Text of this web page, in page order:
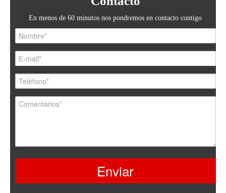
En menos de 60 minutos nos pondremos en contacto contigo